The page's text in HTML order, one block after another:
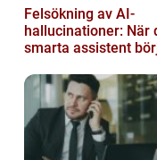
Felsökning av AI-
hallucinationer: När
smarta assistent